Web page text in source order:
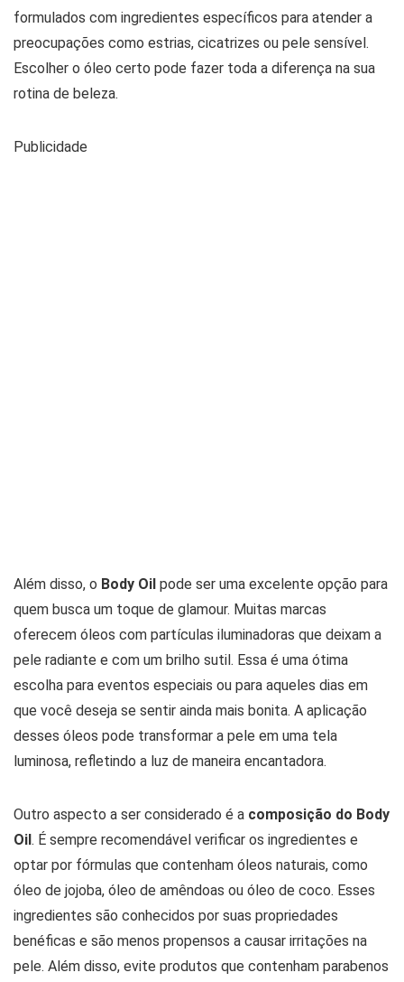
formulados com ingredientes específicos para atender a
preocupações como estrias, cicatrizes ou pele sensível.
Escolher o óleo certo pode fazer toda a diferença na sua
rotina de beleza.
Publicidade
Além disso, o Body Oil pode ser uma excelente opção para
quem busca um toque de glamour. Muitas marcas
oferecem óleos com partículas iluminadoras que deixam a
pele radiante e com um brilho sutil. Essa é uma ótima
escolha para eventos especiais ou para aqueles dias em
que você deseja se sentir ainda mais bonita. A aplicação
desses óleos pode transformar a pele em uma tela
luminosa, refletindo a luz de maneira encantadora.
Outro aspecto a ser considerado é a composição do Body
Oil. É sempre recomendável verificar os ingredientes e
optar por fórmulas que contenham óleos naturais, como
óleo de jojoba, óleo de amêndoas ou óleo de coco. Esses
ingredientes são conhecidos por suas propriedades
benéficas e são menos propensos a causar irritações na
pele. Além disso, evite produtos que contenham parabenos